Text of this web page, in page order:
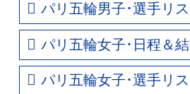
パリ五輪男子･選手リス
パリ五輪女子･日程＆
パリ五輪女子･選手リス